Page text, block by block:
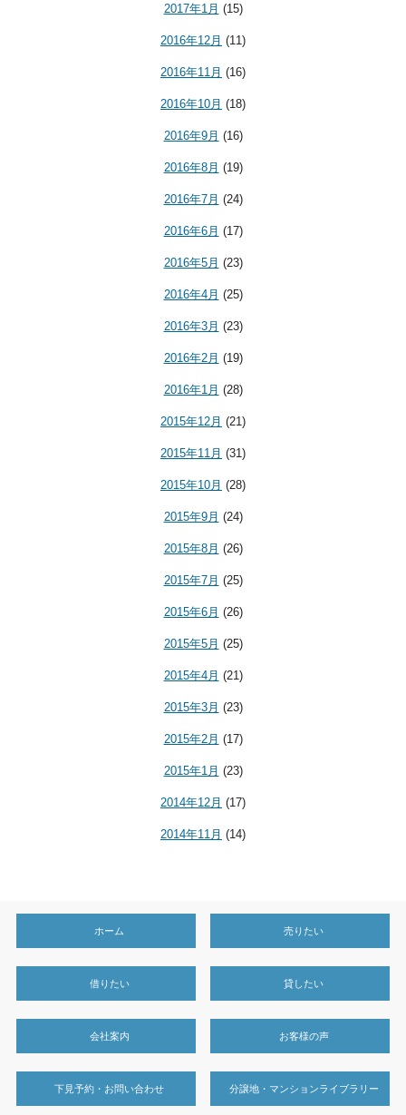
2017年1月 (15)
2016年12月 (11)
2016年11月 (16)
2016年10月 (18)
2016年9月 (16)
2016年8月 (19)
2016年7月 (24)
2016年6月 (17)
2016年5月 (23)
2016年4月 (25)
2016年3月 (23)
2016年2月 (19)
2016年1月 (28)
2015年12月 (21)
2015年11月 (31)
2015年10月 (28)
2015年9月 (24)
2015年8月 (26)
2015年7月 (25)
2015年6月 (26)
2015年5月 (25)
2015年4月 (21)
2015年3月 (23)
2015年2月 (17)
2015年1月 (23)
2014年12月 (17)
2014年11月 (14)
ホーム 売りたい
借りたい 貸したい
会社案内 お客様の声
下見予約・お問い合わせ 分譲地・マンションライブラリー